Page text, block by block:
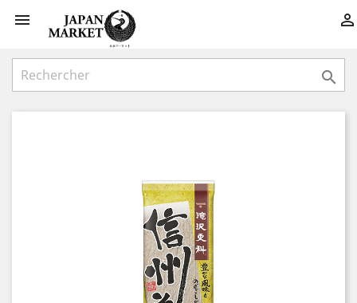
 
